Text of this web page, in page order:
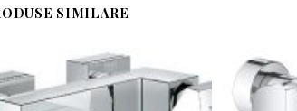
SIMILARE